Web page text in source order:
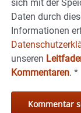
sich mit der
Daten durch
Informationen
unseren
Kommentaren. *